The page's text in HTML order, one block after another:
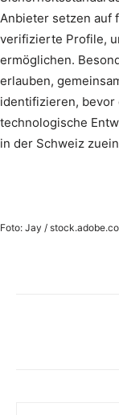
Anbieter setzen auf
verifizierte Profile,
ermöglichen.
erlauben,
identifizieren, bevor
technologische
in der Schweiz
Foto: Jay /